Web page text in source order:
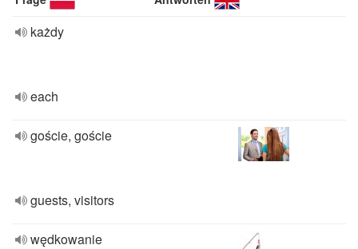
każdy
each
goście, goście
guests, visitors
wędkowanie